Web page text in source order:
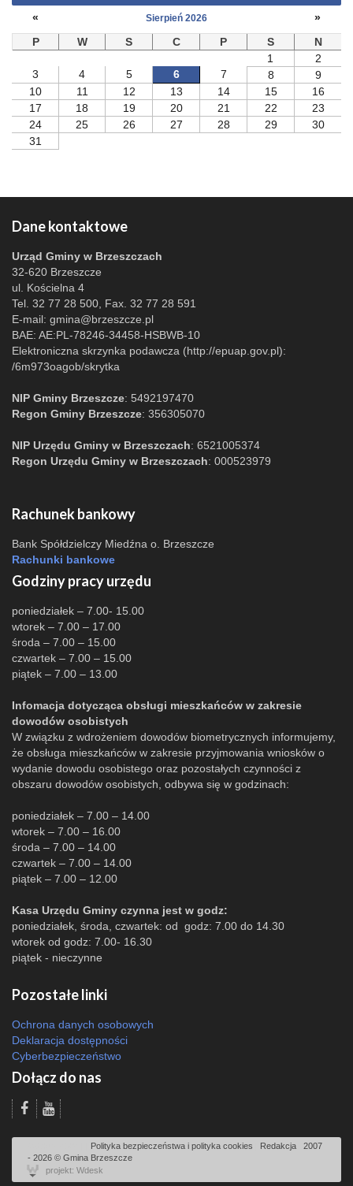
«
Sierpień 2026
»
P
W S C P S
N
1
2
3
4 5 6 7 8
9
10
11 12 13 14 15
16
17
18 19 20 21 22
23
24
25 26 27 28 29
30
31
Dane kontaktowe
Urząd Gminy w Brzeszczach
32-620 Brzeszcze
ul. Kościelna 4
Tel. 32 77 28 500, Fax. 32 77 28 591
E-mail: gmina@brzeszcze.pl
BAE: AE:PL-78246-34458-HSBWB-10
Elektroniczna skrzynka podawcza (http://epuap.gov.pl):
/6m973oagob/skrytka
NIP Gminy Brzeszcze: 5492197470
Regon Gminy Brzeszcze: 356305070
NIP Urzędu Gminy w Brzeszczach: 6521005374
Regon Urzędu Gminy w Brzeszczach: 000523979
Rachunek bankowy
Bank Spółdzielczy Miedźna o. Brzeszcze
Rachunki bankowe
Godziny pracy urzędu
poniedziałek – 7.00- 15.00
wtorek – 7.00 – 17.00
środa – 7.00 – 15.00
czwartek – 7.00 – 15.00
piątek – 7.00 – 13.00
Infomacja dotycząca obsługi mieszkańców w zakresie
dowodów osobistych
W związku z wdrożeniem dowodów biometrycznych informujemy,
że obsługa mieszkańców w zakresie przyjmowania wniosków o
wydanie dowodu osobistego oraz pozostałych czynności z
obszaru dowodów osobistych, odbywa się w godzinach:
poniedziałek – 7.00 – 14.00
wtorek – 7.00 – 16.00
środa – 7.00 – 14.00
czwartek – 7.00 – 14.00
piątek – 7.00 – 12.00
Kasa Urzędu Gminy czynna jest w godz:
poniedziałek, środa, czwartek: od godz: 7.00 do 14.30
wtorek od godz: 7.00- 16.30
piątek - nieczynne
Pozostałe linki
Ochrona danych osobowych
Deklaracja dostępności
Cyberbezpieczeństwo
Dołącz do nas
Polityka bezpieczeństwa i polityka cookies Redakcja
2007
- 2026 © Gmina Brzeszcze
projekt: Wdesk